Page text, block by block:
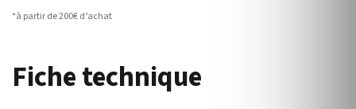
*à partir de 200€ d’achat
Fiche technique